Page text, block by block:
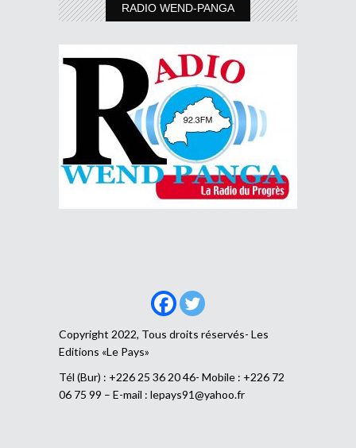
RADIO WEND-PANGA
Copyright 2022, Tous droits réservés- Les
Editions «Le Pays»
Tél (Bur) : +226 25 36 20 46- Mobile : +226 72
06 75 99 – E-mail : lepays91@yahoo.fr